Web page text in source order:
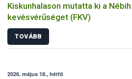
Kiskunhalason mutatta ki a
kevésvérűséget (FKV)
TOVÁBB
2026. május 18., hétfő